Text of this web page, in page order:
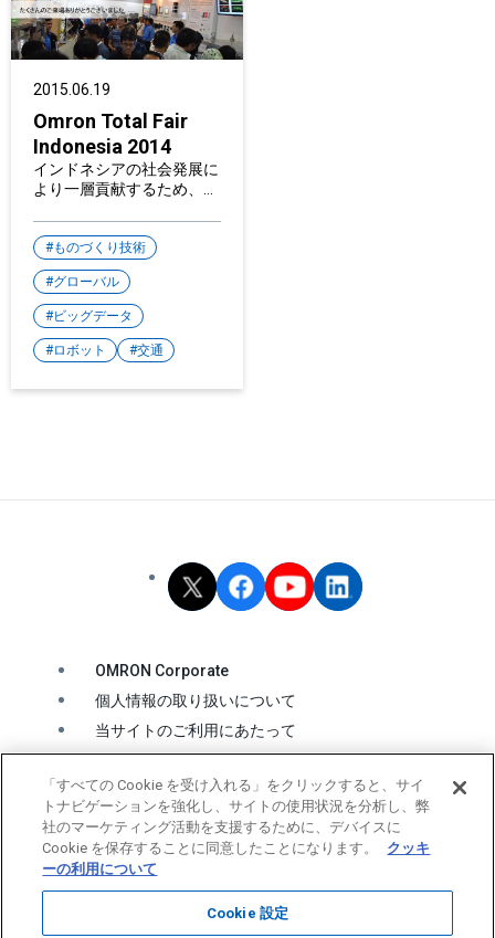
2015.06.19
Omron Total Fair
Indonesia 2014
インドネシアの社会発展に
より一層貢献するため、新
フェア インドネシア」を
ジャカルタで開催～
ものづくり技術
グローバル
ビッグデータ
ロボット 交通
OMRON Corporate
個人情報の取り扱いについて
当サイトのご利用にあたって
クッキーの利用について
ソーシャルメディア公式アカウント運用ポリシー
ウェブアクセシビリティ方針
© OMRON Corporation All Rights Reserved.
「すべての Cookie を受け入れる」をクリックすると、サイ
トナビゲーションを強化し、サイトの使用状況を分析し、弊
社のマーケティング活動を支援するために、デバイスに
Cookie を保存することに同意したことになります。
クッキ
ーの利用について
Cookie 設定